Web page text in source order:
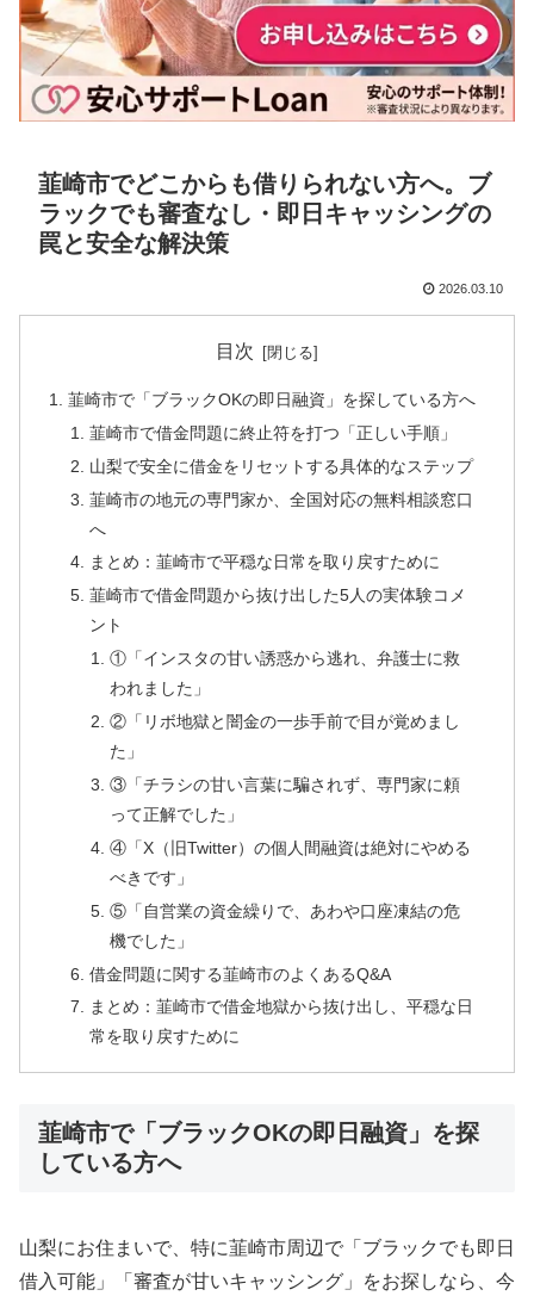
韮崎市でどこからも借りられない方へ。ブ
ラックでも審査なし・即日キャッシングの
罠と安全な解決策
2026.03.10
目次
韮崎市で「ブラックOKの即日融資」を探している方へ
韮崎市で借金問題に終止符を打つ「正しい手順」
山梨で安全に借金をリセットする具体的なステップ
韮崎市の地元の専門家か、全国対応の無料相談窓口
へ
まとめ：韮崎市で平穏な日常を取り戻すために
韮崎市で借金問題から抜け出した5人の実体験コメ
ント
①「インスタの甘い誘惑から逃れ、弁護士に救
われました」
②「リボ地獄と闇金の一歩手前で目が覚めまし
た」
③「チラシの甘い言葉に騙されず、専門家に頼
って正解でした」
④「X（旧Twitter）の個人間融資は絶対にやめる
べきです」
⑤「自営業の資金繰りで、あわや口座凍結の危
機でした」
借金問題に関する韮崎市のよくあるQ&A
まとめ：韮崎市で借金地獄から抜け出し、平穏な日
常を取り戻すために
韮崎市で「ブラックOKの即日融資」を探
している方へ
山梨にお住まいで、特に韮崎市周辺で「ブラックでも即日
借入可能」「審査が甘いキャッシング」をお探しなら、今